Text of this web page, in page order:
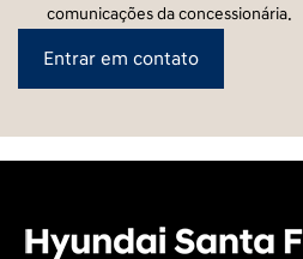
comunicações da concessionária.
Entrar em contato